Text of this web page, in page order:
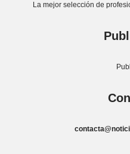
La mejor selección de